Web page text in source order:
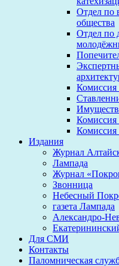
Отдел по
общества
Отдел по
Комиссия
Комиссия
Комиссия
Издания
Журнал
Лампада
Журнал
Звонница
Небесный
газета Лампада
Александро-
Для СМИ
Контакты
Паломническая